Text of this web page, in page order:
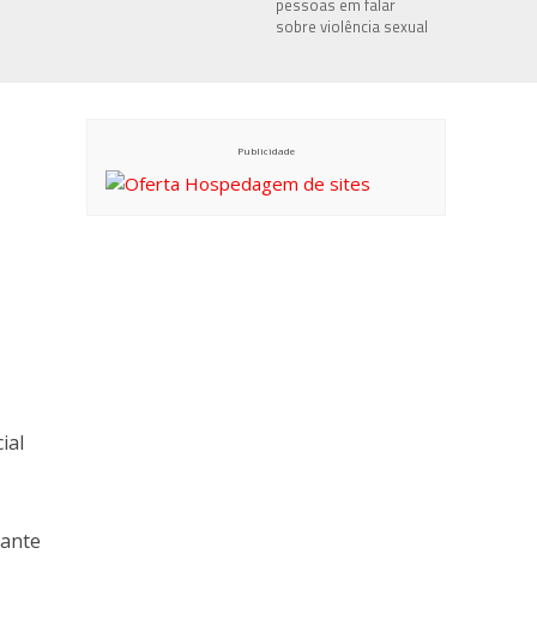
pessoas em falar
sobre violência sexual
Publicidade